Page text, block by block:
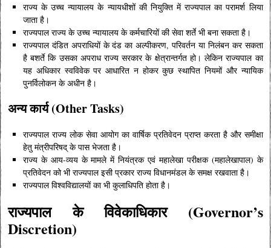
राज्य के उच्च न्यायालय के न्यायधीशों की नियुक्ति में राज्यपाल का परामर्श लिया
जाता है।
राज्यपाल राज्य के उच्च न्यायालय के कर्मचारियों की सेवा शर्ते भी बना सकता है।
राज्यपाल दंडित अपराधियों के दंड का अल्पीकरण, परिवर्तन या निलंबन कर सकता
है बशर्ते कि उसका अपराध राज्य सरकार के क्षेत्रान्तर्गत हो। लेकिन राज्यपाल का
यह अधिकार स्वविवेक पर आधारित न होकर कुछ स्थापित नियमों और न्यायिक
पुनर्विलोकन के अधीन है।
अन्य कार्य (Other Tasks)
राज्यपाल राज्य लोक सेवा आयोग का वार्षिक प्रतिवेदन प्राप्त करता है और समीक्षा
हेतु मंत्रीपरिषद् के पास भेजता है।
राज्य के आय-व्यय के मामले में नियंत्रक एवं महालेखा परीक्षक (महालेखापाल) के
प्रतिवेदन को भी राज्यपाल इसी प्रकार राज्य विधानमंडल के समक्ष रखवाता है।
राज्यपाल विश्वविद्यालयों का भी कुलाधिपति होता है।
राज्यपाल के विवेकाधिकार (Governor’s
Discretion)